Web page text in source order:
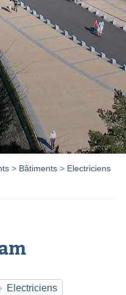
> Bâtiments > Electriciens
Electriciens